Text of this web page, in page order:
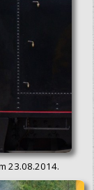
23.08.2014.